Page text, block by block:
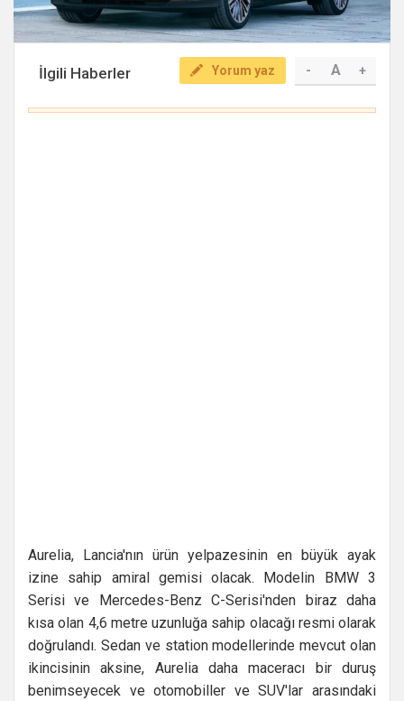
- A +
Yorum yaz
İlgili Haberler
Aurelia, Lancia'nın ürün yelpazesinin en büyük ayak
izine sahip amiral gemisi olacak. Modelin BMW 3
Serisi ve Mercedes-Benz C-Serisi'nden biraz daha
kısa olan 4,6 metre uzunluğa sahip olacağı resmi olarak
doğrulandı. Sedan ve station modellerinde mevcut olan
ikincisinin aksine, Aurelia daha maceracı bir duruş
benimseyecek ve otomobiller ve SUV'lar arasındaki